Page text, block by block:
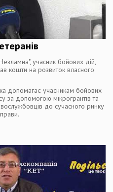
учасник бойових дій,
кошти на розвиток власного
допомагає учасникам бойових
за допомогою мікрогрантів та
до сучасного ринку